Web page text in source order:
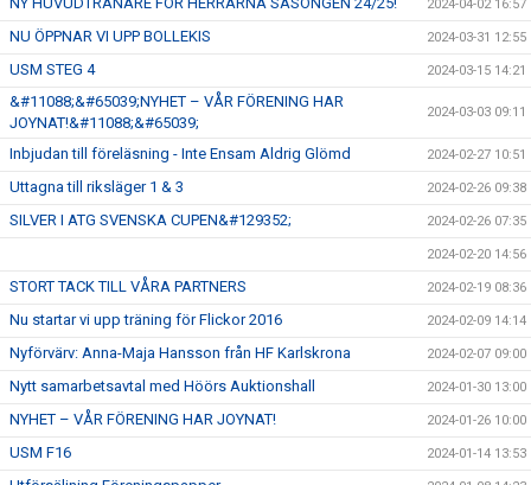
2024-04-02 16:57
NU ÖPPNAR VI UPP BOLLEKIS 2024-03-31 12:55
USM STEG 4 2024-03-15 14:21
&#11088;&#65039;NYHET – VÅR FÖRENING HAR
JOYNAT!&#11088;&#65039;
2024-03-03 09:11
Inbjudan till föreläsning - Inte Ensam Aldrig Glömd 2024-02-27 10:51
Uttagna till riksläger 1 & 3 2024-02-26 09:38
SILVER I ATG SVENSKA CUPEN&#129352; 2024-02-26 07:35
2024-02-20 14:56
STORT TACK TILL VÅRA PARTNERS 2024-02-19 08:36
Nu startar vi upp träning för Flickor 2016 2024-02-09 14:14
Nyförvärv: Anna-Maja Hansson från HF Karlskrona 2024-02-07 09:00
Nytt samarbetsavtal med Höörs Auktionshall 2024-01-30 13:00
NYHET – VÅR FÖRENING HAR JOYNAT! 2024-01-26 10:00
USM F16 2024-01-14 13:53